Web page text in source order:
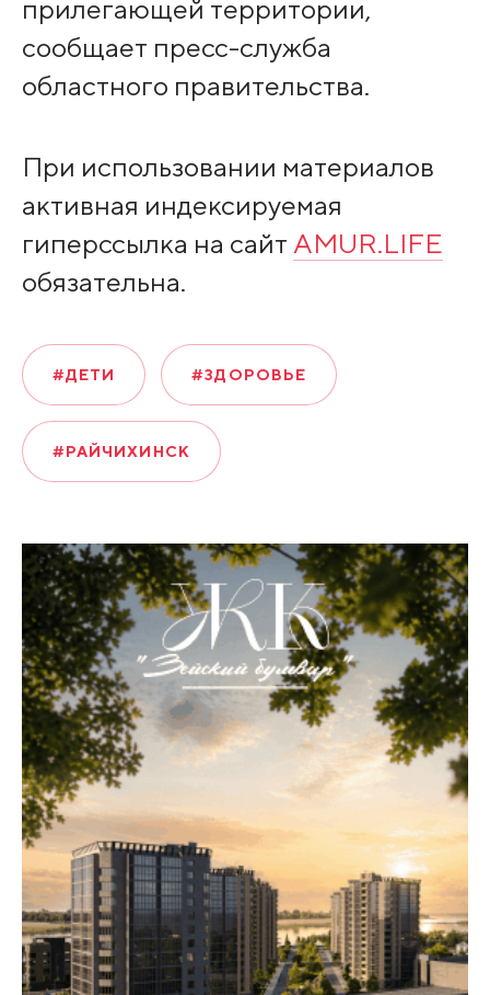
прилегающей территории,
сообщает пресс-служба
областного правительства.
При использовании материалов
активная индексируемая
гиперссылка на сайт AMUR.LIFE
обязательна.
#ДЕТИ #ЗДОРОВЬЕ
#РАЙЧИХИНСК